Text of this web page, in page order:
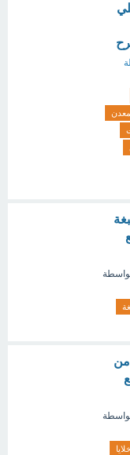
من
خلايا